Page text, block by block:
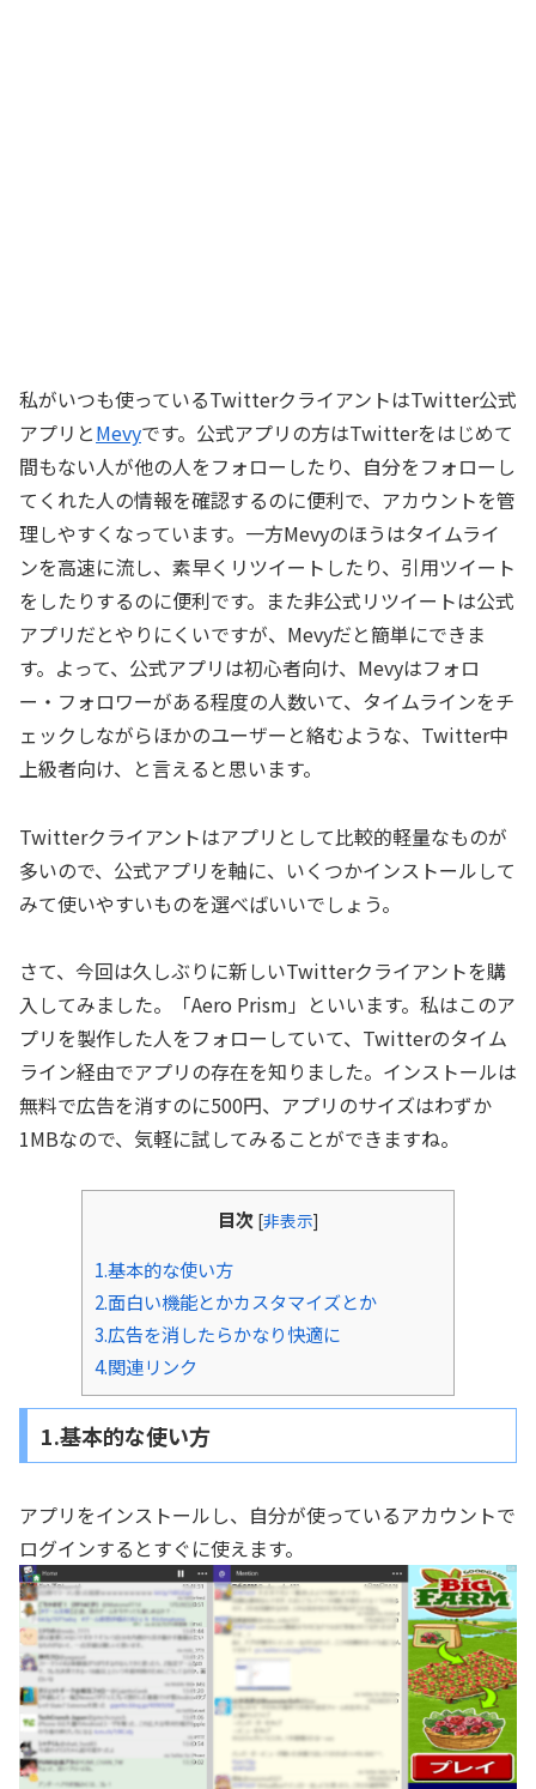
私がいつも使っているTwitterクライアントはTwitter公式
アプリとMevyです。公式アプリの方はTwitterをはじめて
間もない人が他の人をフォローしたり、自分をフォローし
てくれた人の情報を確認するのに便利で、アカウントを管
理しやすくなっています。一方Mevyのほうはタイムライ
ンを高速に流し、素早くリツイートしたり、引用ツイート
をしたりするのに便利です。また非公式リツイートは公式
アプリだとやりにくいですが、Mevyだと簡単にできま
す。よって、公式アプリは初心者向け、Mevyはフォロ
ー・フォロワーがある程度の人数いて、タイムラインをチ
ェックしながらほかのユーザーと絡むような、Twitter中
上級者向け、と言えると思います。
Twitterクライアントはアプリとして比較的軽量なものが
多いので、公式アプリを軸に、いくつかインストールして
みて使いやすいものを選べばいいでしょう。
さて、今回は久しぶりに新しいTwitterクライアントを購
入してみました。「Aero Prism」といいます。私はこのア
プリを製作した人をフォローしていて、Twitterのタイム
ライン経由でアプリの存在を知りました。インストールは
無料で広告を消すのに500円、アプリのサイズはわずか
1MBなので、気軽に試してみることができますね。
目次 [非表示]
1.基本的な使い方
2.面白い機能とかカスタマイズとか
3.広告を消したらかなり快適に
4.関連リンク
1.基本的な使い方
アプリをインストールし、自分が使っているアカウントで
ログインするとすぐに使えます。